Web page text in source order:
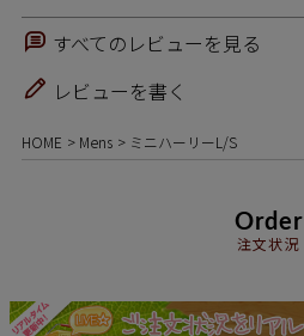
すべてのレビューを見る
レビューを書く
HOME Mens ミニハーリーL/S
Order
注文状況